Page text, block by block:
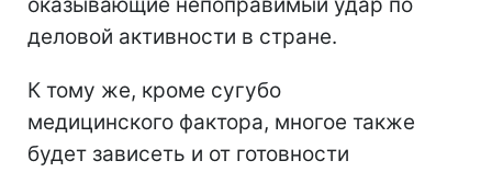
оказывающие непоправимый удар по
деловой активности в стране.
К тому же, кроме сугубо
медицинского фактора, многое также
будет зависеть и от готовности